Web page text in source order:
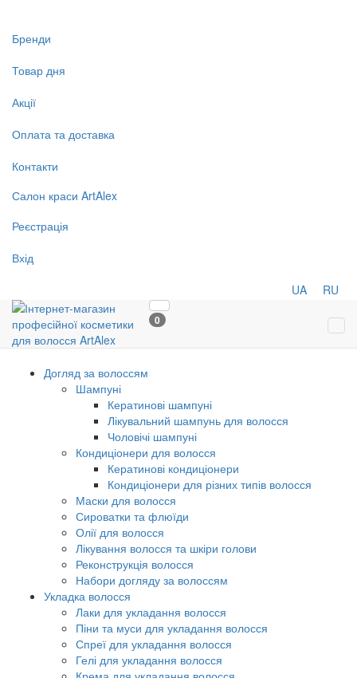
Бренди
Товар дня
Акції
Оплата та доставка
Контакти
Салон краси ArtAlex
Реєстрація
Вхід
UA RU
0
Догляд за волоссям
Шампуні
Кератинові шампуні
Лікувальний шампунь для волосся
Чоловічі шампуні
Кондиціонери для волосся
Кератинові кондиціонери
Кондиціонери для різних типів волосся
Маски для волосся
Сироватки та флюїди
Олії для волосся
Лікування волосся та шкіри голови
Реконструкція волосся
Набори догляду за волоссям
Укладка волосся
Лаки для укладання волосся
Піни та муси для укладання волосся
Спреї для укладання волосся
Гелі для укладання волосся